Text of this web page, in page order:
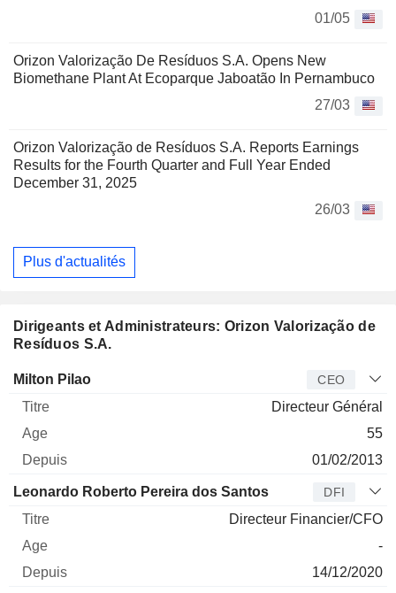
01/05
Orizon Valorização De Resíduos S.A. Opens New
Biomethane Plant At Ecoparque Jaboatão In Pernambuco
27/03
Orizon Valorização de Resíduos S.A. Reports Earnings
Results for the Fourth Quarter and Full Year Ended
December 31, 2025
26/03
Plus d'actualités
Dirigeants et Administrateurs: Orizon Valorização de
Resíduos S.A.
Dirigeant Titre
Milton Pilao CEO
Directeur Général
55
01/02/2013
Leonardo Roberto Pereira dos Santos DFI
Directeur Financier/CFO
-
14/12/2020